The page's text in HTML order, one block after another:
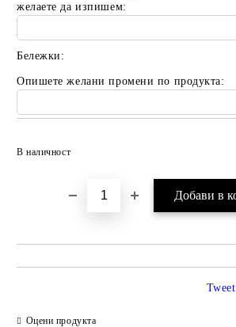
желаете да изпишем:
Бележки:
Опишете желани промени по продукта:
В наличност
Оцени продукта
Tweet